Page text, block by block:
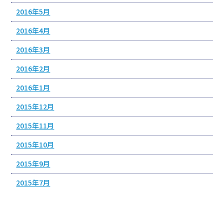
2016年5月
2016年4月
2016年3月
2016年2月
2016年1月
2015年12月
2015年11月
2015年10月
2015年9月
2015年7月